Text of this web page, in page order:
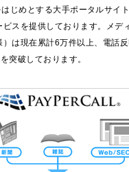
じめとする大手ポータルサイ
ビスを提供しております。メデ
）は現在累計6万件以上、電話
突破しております。